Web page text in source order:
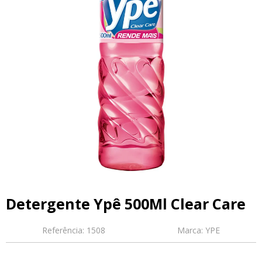
Detergente Ypê 500Ml Clear Care
Referência: 1508 Marca: YPE